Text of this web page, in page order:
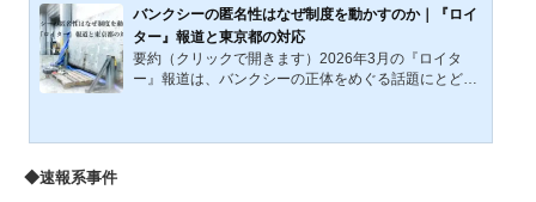
イル共有環境、そして国境を越える共有経路の中で、
児童性的搾取画像は流通...
バンクシーの匿名性はなぜ制度を動かすのか｜『ロイ
ター』報道と東京都の対応
要約（クリックで開きます）2026年3月の『ロイタ
ー』報道は、バンクシーの正体をめぐる話題にとどま
年に東京都が『日の出駅』近くの防潮扉を取り外して
◆速報系事件